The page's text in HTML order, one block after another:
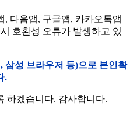
, 다음앱, 구글앱, 카카오톡앱
호환성 오류가 발생하고 있
삼성 브라우저 등)으로 본인확
.
하겠습니다. 감사합니다.